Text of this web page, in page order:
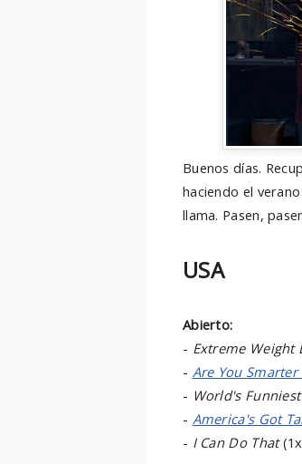
Buenos días.
haciendo el
llama. Pasen,
USA
Abierto:
- Extreme Weight
- Are You
- World's
- America's Got
- I Can Do That